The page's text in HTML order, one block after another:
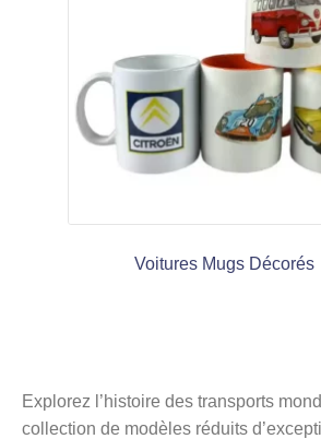
Voitures Mugs Décorés
Explorez l’histoire des transports
collection de modèles réduits